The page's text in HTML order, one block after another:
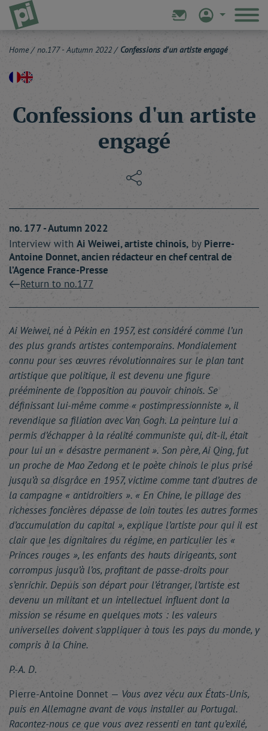
Home / no.177 - Autumn 2022 / Confessions d'un artiste engagé
Confessions d'un artiste
engagé
no. 177 - Autumn 2022
Interview with Ai Weiwei, artiste chinois, by Pierre-
Antoine Donnet, ancien rédacteur en chef central de
l’Agence France-Presse
Return to no.177
Ai Weiwei, né à Pékin en 1957, est considéré comme l’un
des plus grands artistes contemporains. Mondialement
connu pour ses œuvres révolutionnaires sur le plan tant
artistique que politique, il est devenu une figure
prééminente de l’opposition au pouvoir chinois. Se
définissant lui-même comme « postimpressionniste », il
revendique sa filiation avec Van Gogh. La peinture lui a
permis d’échapper à la réalité communiste qui, dit-il, était
pour lui un « désastre permanent ». Son père, Ai Qing, fut
un proche de Mao Zedong et le poète chinois le plus prisé
jusqu’à sa disgrâce en 1957, victime comme tant d’autres de
la campagne « antidroitiers ». « En Chine, le pillage des
richesses foncières dépasse de loin toutes les autres formes
d’accumulation du capital », explique l’artiste pour qui il est
clair que les dignitaires du régime, en particulier les «
Princes rouges », les enfants des hauts dirigeants, sont
corrompus jusqu’à l’os, profitant de passe-droits pour
s’enrichir. Depuis son départ pour l’étranger, l’artiste est
devenu un militant et un intellectuel influent dont la
mission se résume en quelques mots : les valeurs
universelles doivent s’appliquer à tous les pays du monde, y
compris à la Chine.
P.-A. D.
Pierre-Antoine Donnet — Vous avez vécu aux États-Unis,
puis en Allemagne avant de vous installer au Portugal.
Racontez-nous ce que vous avez ressenti en tant qu’exilé,